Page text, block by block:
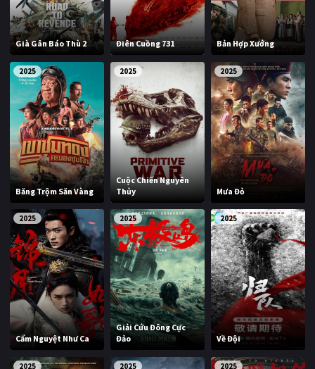
Già Gân Báo Thù 2 Điên Cuồng 731 Bản Hợp Xướng
2025
Băng Trộm Săn Vàng
2025
Cuộc Chiến Nguyên
Thủy
2025
Mưa Đỏ
2025
Cẩm Nguyệt Như Ca
2025
Giải Cứu Đông Cực
Đảo
2025
Về Đội
2025 2025 2025